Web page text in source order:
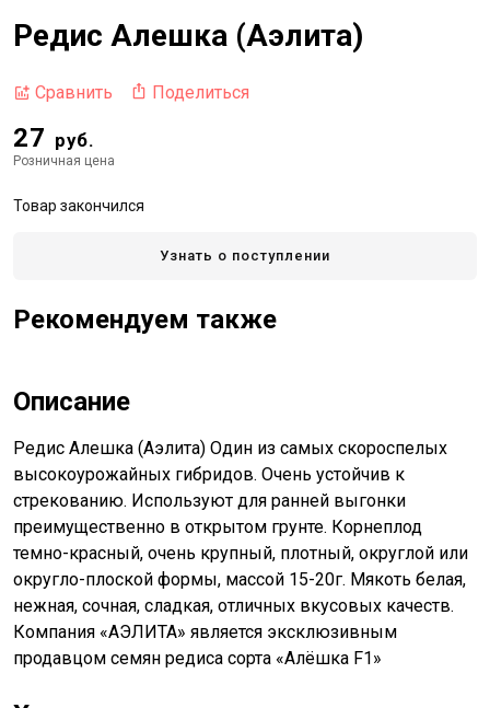
Редис Алешка (Аэлита)
Сравнить Поделиться
27 руб.
Розничная цена
Товар закончился
Узнать о поступлении
Рекомендуем также
Описание
Редис Алешка (Аэлита) Один из самых скороспелых
высокоурожайных гибридов. Очень устойчив к
стрекованию. Используют для ранней выгонки
преимущественно в открытом грунте. Корнеплод
темно-красный, очень крупный, плотный, округлой или
округло-плоской формы, массой 15-20г. Мякоть белая,
нежная, сочная, сладкая, отличных вкусовых качеств.
Компания «АЭЛИТА» является эксклюзивным
продавцом семян редиса сорта «Алёшка F1»